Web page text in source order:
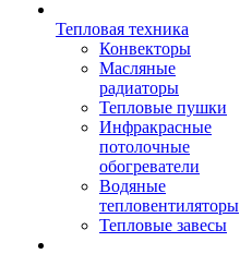
Тепловая техника
Конвекторы
Масляные
радиаторы
Тепловые пушки
Инфракрасные
потолочные
обогреватели
Водяные
тепловентиляторы
Тепловые завесы